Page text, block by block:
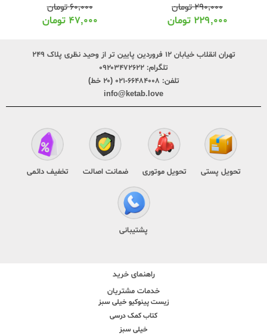
۲۹۰,۰۰۰تومان
۲۲۹,۰۰۰ تومان
۶۰,۰۰۰تومان
۴۷,۰۰۰ تومان
تهران انقلاب خیابان ۱۲ فروردین پایین تر از وحید نظری پلاک ۲۴۹
تلگرام: ۰۹۲۰۳۴۷۲۶۲۲
تلفن: ۶۶۴۸۴۰۰۸-۰۲۱ (۲۰ خط)
info@ketab.love
تحویل پستی تحویل موتوری ضمانت اصالت تخفیف دائمی
پشتیبانی
راهنمای خرید
خدمات مشتریان
زیست پینوکیو خیلی سبز
کتاب کمک درسی
خیلی سبز